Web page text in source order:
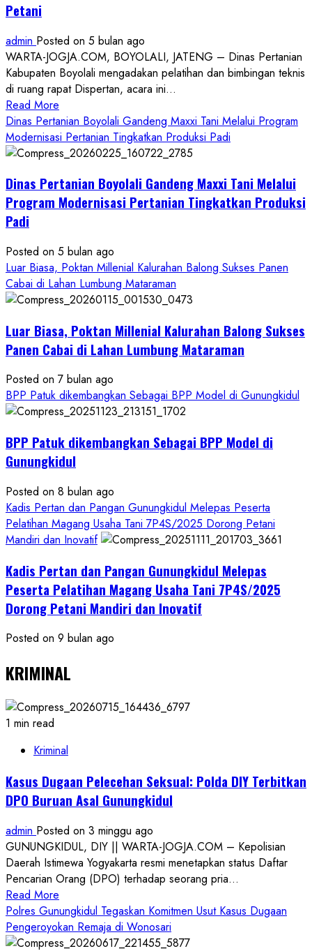
Petani
admin Posted on 5 bulan ago
WARTA-JOGJA.COM, BOYOLALI, JATENG – Dinas Pertanian
Kabupaten Boyolali mengadakan pelatihan dan bimbingan teknis
di ruang rapat Dispertan, acara ini...
Read More
more
about
Dinas
Boyolali
Gelar
Singkong
Wujudkan
Ketahanan
Pangan
Petani
Dinas Pertanian Boyolali Gandeng Maxxi Tani Melalui Program
Modernisasi Pertanian Tingkatkan Produksi Padi
Dinas Pertanian Boyolali Gandeng Maxxi Tani Melalui
Program Modernisasi Pertanian Tingkatkan Produksi
Padi
Posted on 5 bulan ago
Luar Biasa, Poktan Millenial Kalurahan Balong Sukses Panen
Cabai di Lahan Lumbung Mataraman
Luar Biasa, Poktan Millenial Kalurahan Balong Sukses
Panen Cabai di Lahan Lumbung Mataraman
Posted on 7 bulan ago
BPP Patuk dikembangkan Sebagai BPP Model di Gunungkidul
BPP Patuk dikembangkan Sebagai BPP Model di
Gunungkidul
Posted on 8 bulan ago
Kadis Pertan dan Pangan Gunungkidul Melepas Peserta
Pelatihan Magang Usaha Tani 7P4S/2025 Dorong Petani
Mandiri dan Inovatif
Kadis Pertan dan Pangan Gunungkidul Melepas
Peserta Pelatihan Magang Usaha Tani 7P4S/2025
Dorong Petani Mandiri dan Inovatif
Posted on 9 bulan ago
KRIMINAL
1 min read
Kriminal
Kasus Dugaan Pelecehan Seksual: Polda DIY Terbitkan
DPO Buruan Asal Gunungkidul
admin Posted on 3 minggu ago
GUNUNGKIDUL, DIY || WARTA-JOGJA.COM – Kepolisian
Daerah Istimewa Yogyakarta resmi menetapkan status Daftar
Pencarian Orang (DPO) terhadap seorang pria...
Read More
more
about
Kasus
Polres Gunungkidul Tegaskan Komitmen Usut Kasus Dugaan
Pengeroyokan Remaja di Wonosari